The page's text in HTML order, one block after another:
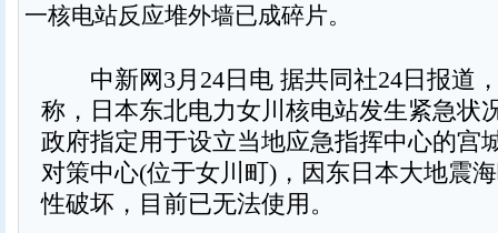
一核电站反应堆外墙已成碎片。
中新网3月24日电 据共同社24日报道
称，日本东北电力女川核电站发生紧急状
政府指定用于设立当地应急指挥中心的宫
对策中心(位于女川町)，因东日本大地震
性破坏，目前已无法使用。